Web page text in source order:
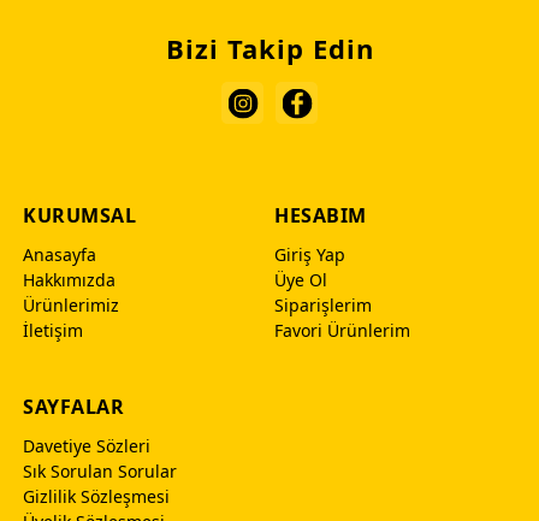
Bizi Takip Edin
KURUMSAL
Anasayfa
Hakkımızda
Ürünlerimiz
İletişim
HESABIM
Giriş Yap
Üye Ol
Siparişlerim
Favori Ürünlerim
SAYFALAR
Davetiye Sözleri
Sık Sorulan Sorular
Gizlilik Sözleşmesi